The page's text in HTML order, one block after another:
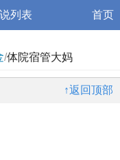
列表 首页
/体院宿管大妈
↑返回顶部